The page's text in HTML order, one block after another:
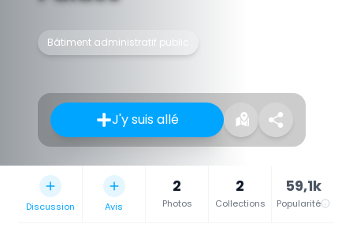
Bâtiment administratif public
J'y suis allé
Discussion Avis
2
Photos
2
Collections
59,1k
Popularité